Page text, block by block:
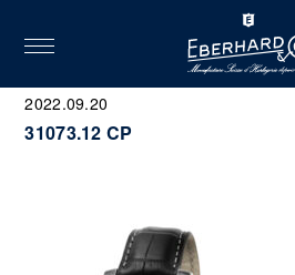
toggle
navigation
2022.09.20
31073.12 CP